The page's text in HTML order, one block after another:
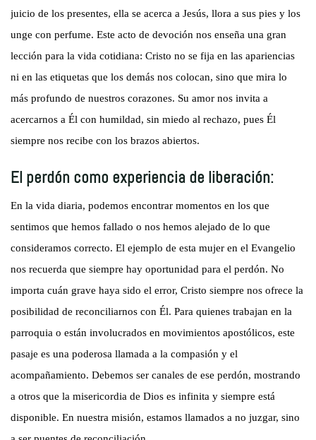
juicio de los presentes, ella se acerca a Jesús, llora a sus pies y los
unge con perfume. Este acto de devoción nos enseña una gran
lección para la vida cotidiana: Cristo no se fija en las apariencias
ni en las etiquetas que los demás nos colocan, sino que mira lo
más profundo de nuestros corazones. Su amor nos invita a
acercarnos a Él con humildad, sin miedo al rechazo, pues Él
siempre nos recibe con los brazos abiertos.
El perdón como experiencia de liberación:
En la vida diaria, podemos encontrar momentos en los que
sentimos que hemos fallado o nos hemos alejado de lo que
consideramos correcto. El ejemplo de esta mujer en el Evangelio
nos recuerda que siempre hay oportunidad para el perdón. No
importa cuán grave haya sido el error, Cristo siempre nos ofrece la
posibilidad de reconciliarnos con Él. Para quienes trabajan en la
parroquia o están involucrados en movimientos apostólicos, este
pasaje es una poderosa llamada a la compasión y el
acompañamiento. Debemos ser canales de ese perdón, mostrando
a otros que la misericordia de Dios es infinita y siempre está
disponible. En nuestra misión, estamos llamados a no juzgar, sino